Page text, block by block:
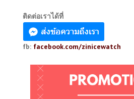
ติดต่อเราได้ที่
fb: facebook.com/zinicewatch